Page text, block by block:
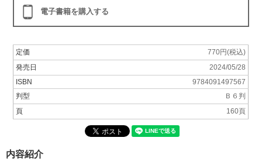
電子書籍を購入する
定価
770円(税込)
発売日
2024/05/28
ISBN
9784091497567
判型
Ｂ６判
頁
160頁
内容紹介